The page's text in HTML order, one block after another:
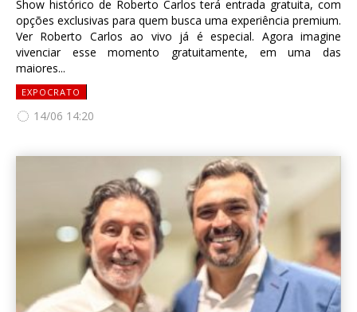
Show histórico de Roberto Carlos terá entrada gratuita, com
opções exclusivas para quem busca uma experiência premium.
Ver Roberto Carlos ao vivo já é especial. Agora imagine
vivenciar esse momento gratuitamente, em uma das
maiores...
EXPOCRATO
14/06 14:20